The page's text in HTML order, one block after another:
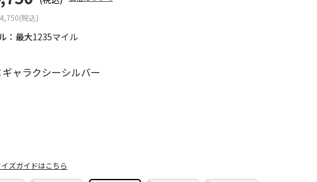
：最大1235マイル
税込)
ャラクシーシルバー
ズガイドはこちら